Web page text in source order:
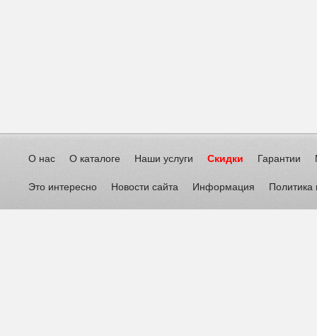
О нас О каталоге Наши услуги Скидки Гарантии
Это интересно Новости сайта Информация Политика